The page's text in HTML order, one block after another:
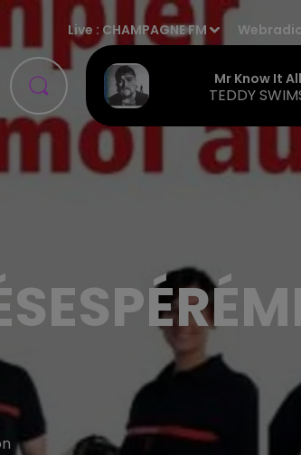
Live :CHAMPAGNE FM
Mr Know It All
TEDDY